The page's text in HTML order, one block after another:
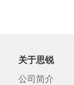
关于思锐
公司简介